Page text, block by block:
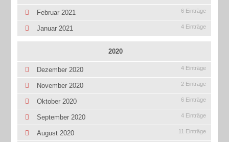
Februar 2021 6 Einträge
Januar 2021 4 Einträge
2020
Dezember 2020 4 Einträge
November 2020 2 Einträge
Oktober 2020 6 Einträge
September 2020 4 Einträge
August 2020 11 Einträge